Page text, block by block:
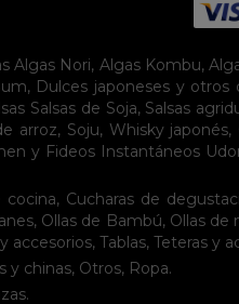
Algas Nori, Algas Kombu,
, Dulces japoneses y otros
Salsas de Soja, Salsas
arroz, Soju, Whisky japonés,
y Fideos Instantáneos
cocina, Cucharas de
, Ollas de Bambú, Ollas de
accesorios, Tablas, Teteras y
y chinas, Otros, Ropa.
.